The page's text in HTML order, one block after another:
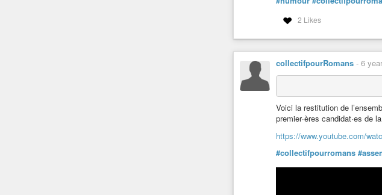
2 Likes
collectifpourRomans - 6
Voici la restitution de
premier·ères candidat·es de
https://www.youtube.com/
#collectifpourromans